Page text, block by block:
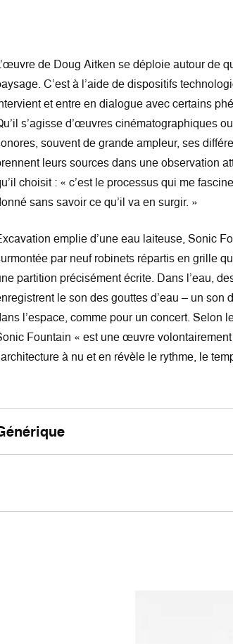
de Doug Aitken se déploie autour de
C’est à l’aide de dispositifs
et entre en dialogue avec certains
s’agisse d’œuvres cinématographiques
souvent de grande ampleur, ses
leurs sources dans une observation
choisit : « c’est le processus qui me
sans savoir ce qu’il va en surgir. »
emplie d’une eau laiteuse, Sonic
par neuf robinets répartis en grille
partition précisément écrite. Dans l’eau,
le son des gouttes d’eau – un son
l’espace, comme pour un concert. Selon
Fountain « est une œuvre
à nu et en révèle le rythme, le